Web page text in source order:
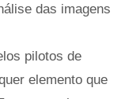
das imagens
pilotos de
elemento que